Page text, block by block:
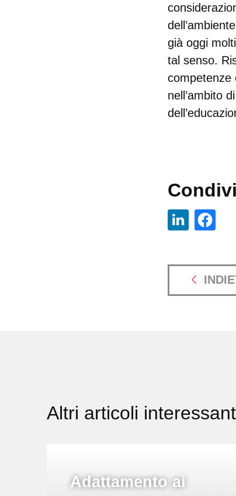
già oggi
tal senso.
competenze
nell’ambito
Altri articoli
Adattamento ai